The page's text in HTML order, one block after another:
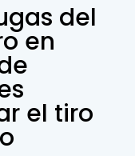
del
en
el tiro